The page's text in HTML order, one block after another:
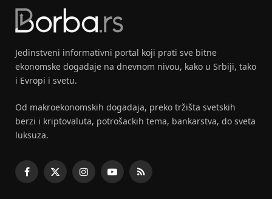
Jedinstveni informativni portal koji prati sve bitne
ekonomske dogadaje na dnevnom nivou, kako u Srbiji, tako
i Evropi i svetu.
Od makroekonomskih dogadaja, preko tržišta svetskih
berzi i kriptovaluta, potrošackih tema, bankarstva, do sveta
luksuza.
Facebook
X
InstagramYouTubeRSS